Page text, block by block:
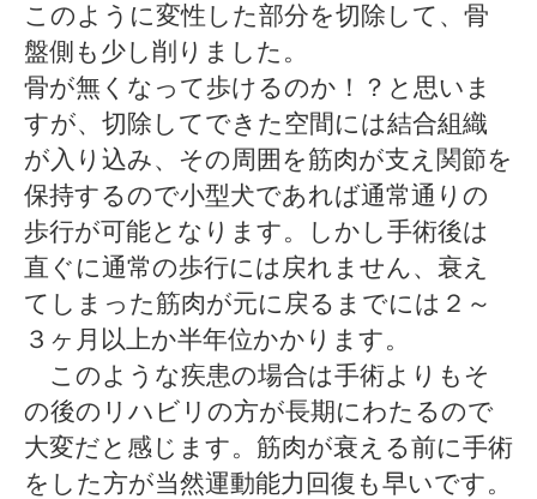
このように変性した部分を切除して、骨
盤側も少し削りました。
骨が無くなって歩けるのか！？と思いま
すが、切除してできた空間には結合組織
が入り込み、その周囲を筋肉が支え関節を
保持するので小型犬であれば通常通りの
歩行が可能となります。しかし手術後は
直ぐに通常の歩行には戻れません、衰え
てしまった筋肉が元に戻るまでには２～
３ヶ月以上か半年位かかります。
このような疾患の場合は手術よりもそ
の後のリハビリの方が長期にわたるので
大変だと感じます。筋肉が衰える前に手術
をした方が当然運動能力回復も早いです。